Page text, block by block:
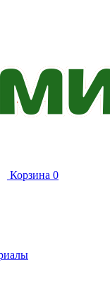
Корзина 0